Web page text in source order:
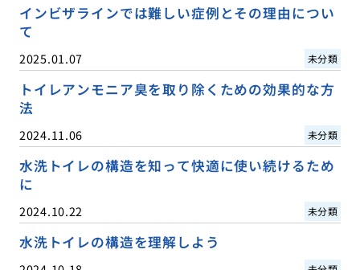
インビザラインでは難しい症例とその理由につい
て
2025.01.07 未分類
トイレアンモニア臭を取り除くための効果的な方
法
2024.11.06 未分類
水洗トイレの構造を知って快適に使い続けるため
に
2024.10.22 未分類
水洗トイレの構造を理解しよう